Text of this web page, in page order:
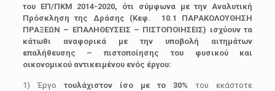
του ΕΠ/ΠΚΜ 2014-2020, ότι σύμφωνα με την Αναλυτική
Πρόσκληση της Δράσης (Κεφ. 10.1 ΠΑΡΑΚΟΛΟΥΘΗΣΗ
ΠΡΑΞΕΩΝ – ΕΠΑΛΗΘΕΥΣΕΙΣ – ΠΙΣΤΟΠΟΙΗΣΕΙΣ) ισχύουν τα
κάτωθι αναφορικά με την υποβολή αιτημάτων
επαλήθευσης – πιστοποίησης του φυσικού και
οικονομικού αντικειμένου ενός έργου:
1) Έργο τουλάχιστον ίσο με το 30%του εκάστοτε